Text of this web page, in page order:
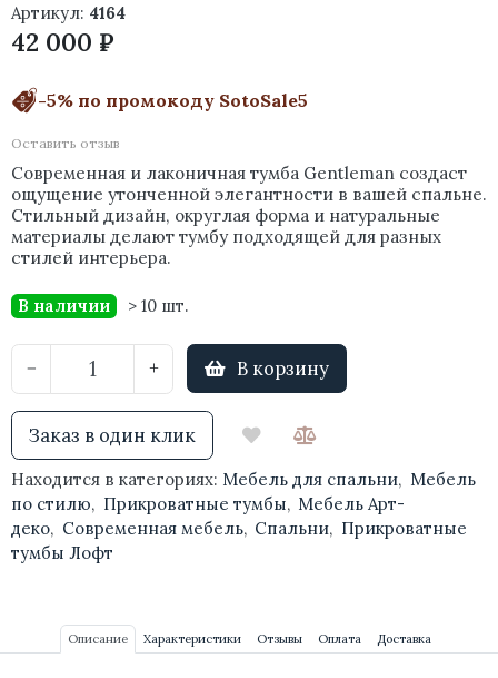
Артикул: 4164
42 000 ₽
-5% по промокоду SotoSale5
Оставить отзыв
Современная и лаконичная тумба Gentleman создаст
ощущение утонченной элегантности в вашей спальне.
Стильный дизайн, округлая форма и натуральные
материалы делают тумбу подходящей для разных
стилей интерьера.
В наличии > 10 шт.
− + В корзину
Заказ в один клик
Находится в категориях: Мебель для спальни, Мебель
по стилю, Прикроватные тумбы, Мебель Арт-
деко, Современная мебель, Спальни, Прикроватные
тумбы Лофт
Описание Характеристики Отзывы Оплата Доставка